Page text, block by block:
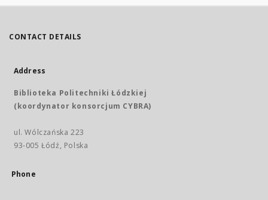
CONTACT DETAILS
Address
Biblioteka Politechniki Łódzkiej
(koordynator konsorcjum CYBRA)
ul. Wólczańska 223
93-005 Łódź, Polska
Phone